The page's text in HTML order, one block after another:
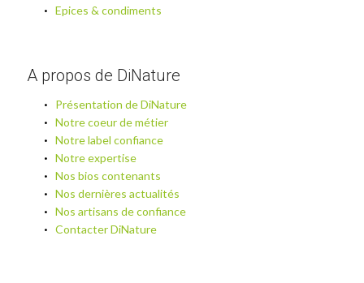
Epices & condiments
A propos de DiNature
Présentation de DiNature
Notre coeur de métier
Notre label confiance
Notre expertise
Nos bios contenants
Nos dernières actualités
Nos artisans de confiance
Contacter DiNature